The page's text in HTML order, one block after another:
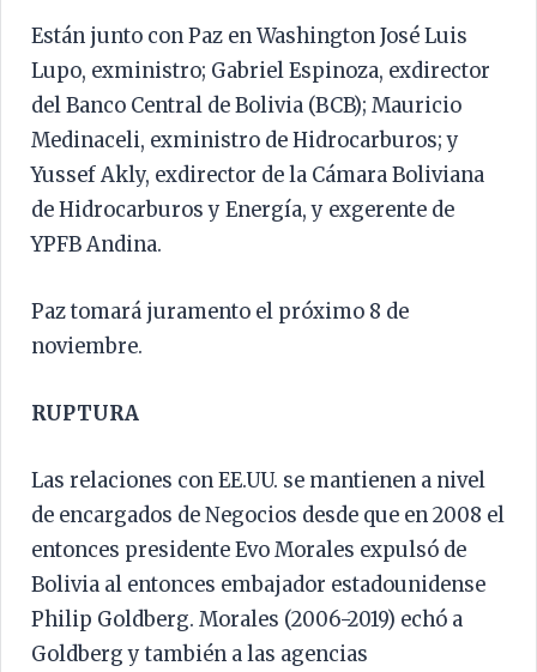
Están junto con Paz en Washington José Luis
Lupo, exministro; Gabriel Espinoza, exdirector
del Banco Central de Bolivia (BCB); Mauricio
Medinaceli, exministro de Hidrocarburos; y
Yussef Akly, exdirector de la Cámara Boliviana
de Hidrocarburos y Energía, y exgerente de
YPFB Andina.
Paz tomará juramento el próximo 8 de
noviembre.
RUPTURA
Las relaciones con EE.UU. se mantienen a nivel
de encargados de Negocios desde que en 2008 el
entonces presidente Evo Morales expulsó de
Bolivia al entonces embajador estadounidense
Philip Goldberg. Morales (2006-2019) echó a
Goldberg y también a las agencias